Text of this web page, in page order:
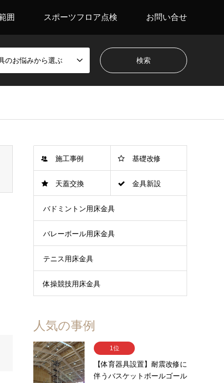
囲 スポーツフロア点検 お問い合せ
のお悩みから選ぶ
施工事例 基礎改修
天蓋交換 金具新設
バドミントン用床金具
バレーボール用床金具
テニス用床金具
体操競技用床金具
人気の事例
1位
【体育器具設置】耐震改修に
伴うバスケットボールゴール